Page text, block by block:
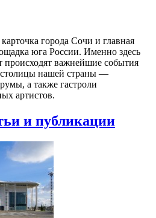
города Сочи и главная
юга России. Именно здесь
происходят важнейшие события
столицы нашей страны —
а также гастроли
артистов.
и публикации